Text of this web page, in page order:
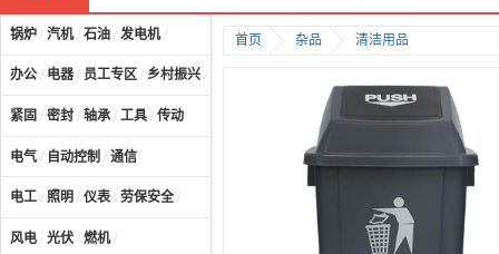
锅炉 / 汽机/ 石油 / 发电机/
办公 / 电器 / 员工专区 / 乡村振兴 /
紧固 / 密封 / 轴承 / 工具 / 传动
电气 / 自动控制 / 通信
电工 / 照明 / 仪表 / 劳保安全 /
风电 / 光伏 / 燃机/
首页 杂品 清洁用品